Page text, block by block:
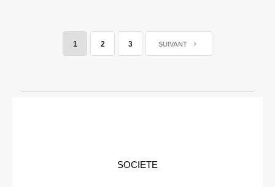
1 2 3 SUIVANT
SOCIETE